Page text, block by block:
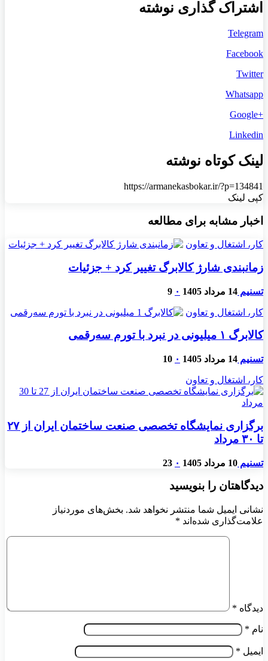
اشتراک گذاری نوشته
Telegram
Facebook
Twitter
Whatsapp
+Google
Linkedin
لینک کوتاه نوشته
https://armanekasbokar.ir/?p=134841
کپی لینک
اخبار مشابه برای مطالعه
کار، اشتغال و تعاون
زمانبندی شارژ کالابرگ تغییر کرد + جزئیات
تسنیم 14 مرداد 1405 ۰ 9
کار، اشتغال و تعاون
کالابرگ ۱ میلیونی در نبرد با تورم سه‌رقمی
تسنیم 14 مرداد 1405 ۰ 10
کار، اشتغال و تعاون
برگزاری نمایشگاه تخصصی صنعت ساختمان ایران از ۲۷
تا ۳۰ مرداد
تسنیم 10 مرداد 1405 ۰ 23
دیدگاهتان را بنویسید
نشانی ایمیل شما منتشر نخواهد شد. بخش‌های موردنیاز
علامت‌گذاری شده‌اند *
دیدگاه *
نام *
ایمیل *